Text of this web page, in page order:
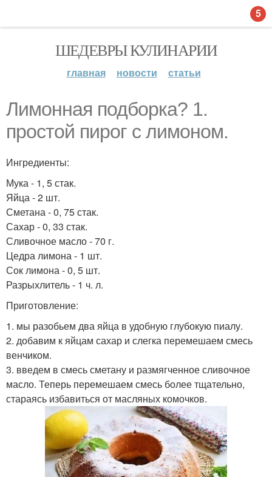
ШЕДЕВРЫ КУЛИНАРИИ
главная новости статьи
Лимонная подборка? 1.
простой пирог с лимоном.
Ингредиенты:
Мука - 1, 5 стак.
Яйца - 2 шт.
Сметана - 0, 75 стак.
Сахар - 0, 33 стак.
Сливочное масло - 70 г.
Цедра лимона - 1 шт.
Сок лимона - 0, 5 шт.
Разрыхлитель - 1 ч. л.
Приготовление:
1. мы разобьем два яйца в удобную глубокую пиалу.
2. добавим к яйцам сахар и слегка перемешаем смесь
венчиком.
3. введем в смесь сметану и размягченное сливочное
масло. Теперь перемешаем смесь более тщательно,
стараясь избавиться от масляных комочков.
5